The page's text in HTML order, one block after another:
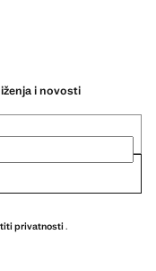
i novosti
privatnosti .